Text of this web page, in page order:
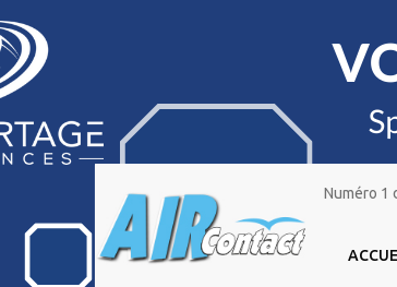
Numéro 1